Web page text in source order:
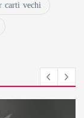
carti vechi